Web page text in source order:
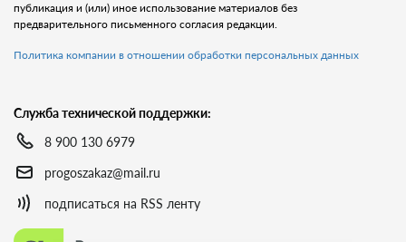
публикация и (или) иное использование материалов без
предварительного письменного согласия редакции.
Политика компании в отношении обработки персональных данных
Служба технической поддержки:
8 900 130 6979
progoszakaz@mail.ru
подписаться на RSS ленту